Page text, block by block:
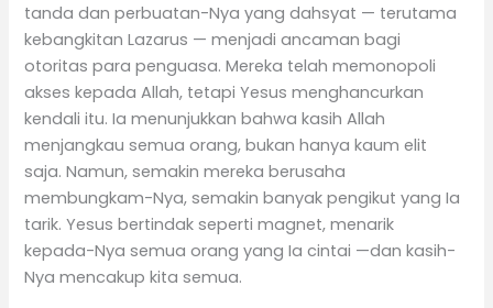
tanda dan perbuatan-Nya yang dahsyat — terutama
kebangkitan Lazarus — menjadi ancaman bagi
otoritas para penguasa. Mereka telah memonopoli
akses kepada Allah, tetapi Yesus menghancurkan
kendali itu. Ia menunjukkan bahwa kasih Allah
menjangkau semua orang, bukan hanya kaum elit
saja. Namun, semakin mereka berusaha
membungkam-Nya, semakin banyak pengikut yang Ia
tarik. Yesus bertindak seperti magnet, menarik
kepada-Nya semua orang yang Ia cintai —dan kasih-
Nya mencakup kita semua.